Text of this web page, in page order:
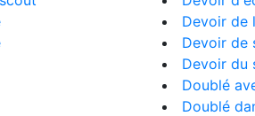
Devoir de
Devoir de
Devoir du
Doublé
Doublé